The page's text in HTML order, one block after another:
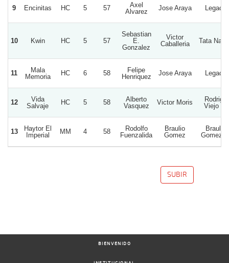
9 Encinitas HC 5 57
Axel
Alvarez
Jose Araya Legacy
10 Kwin HC 5 57
Sebastian
E.
Gonzalez
Victor
Caballeria
Tata
11
Mala
Memoria
HC 6 58
Felipe
Henriquez
Jose Araya Legacy
12
Vida
Salvaje
HC 5 58
Alberto
Vasquez
Victor Moris
Rodrigo
Viejo S.
13
Haytor El
Imperial
MM 4 58
Rodolfo
Fuenzalida
Braulio
Gomez
Braulio
Gomez
SUBIR
BIENVENIDO